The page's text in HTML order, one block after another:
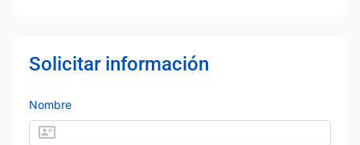
Solicitar información
Nombre